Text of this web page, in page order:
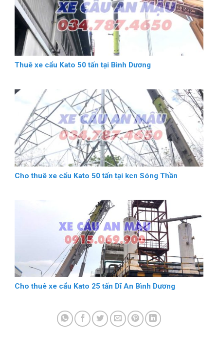
Thuê xe cẩu Kato 50 tấn tại Bình Dương
Cho thuê xe cẩu Kato 50 tấn tại kcn Sóng Thần
Cho thuê xe cẩu Kato 25 tấn Dĩ An Bình Dương